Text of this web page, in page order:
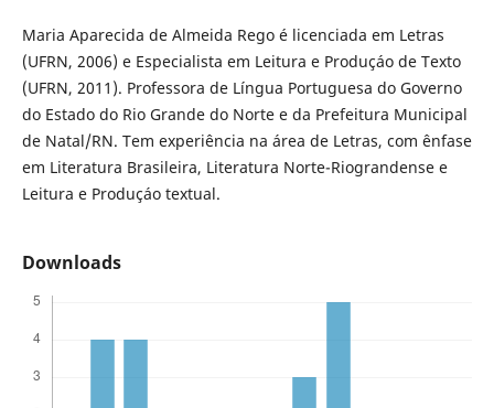
Maria Aparecida de Almeida Rego é licenciada em Letras
(UFRN, 2006) e Especialista em Leitura e Produçáo de Texto
(UFRN, 2011). Professora de Língua Portuguesa do Governo
do Estado do Rio Grande do Norte e da Prefeitura Municipal
de Natal/RN. Tem experiência na área de Letras, com ênfase
em Literatura Brasileira, Literatura Norte-Riograndense e
Leitura e Produçáo textual.
Downloads